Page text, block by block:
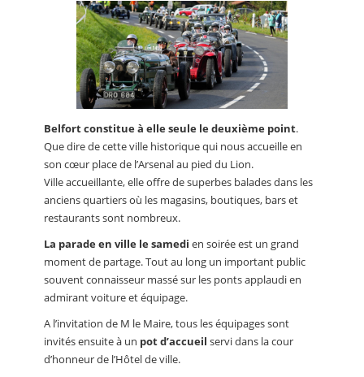
Belfort constitue à elle seule le deuxième point.
Que dire de cette ville historique qui nous accueille en
son cœur place de l’Arsenal au pied du Lion.
Ville accueillante, elle offre de superbes balades dans les
anciens quartiers où les magasins, boutiques, bars et
restaurants sont nombreux.
La parade en ville le samedi en soirée est un grand
moment de partage. Tout au long un important public
souvent connaisseur massé sur les ponts applaudi en
admirant voiture et équipage.
A l’invitation de M le Maire, tous les équipages sont
invités ensuite à un pot d’accueil servi dans la cour
d’honneur de l’Hôtel de ville.